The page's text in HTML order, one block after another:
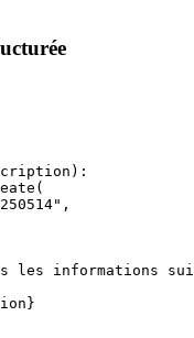
les informations